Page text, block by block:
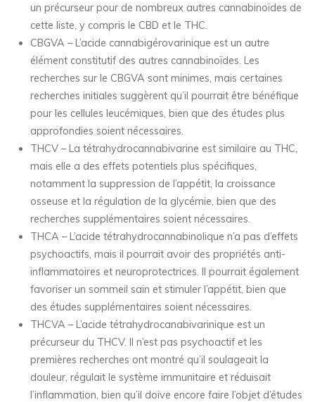
un précurseur pour de nombreux autres cannabinoïdes de
cette liste, y compris le CBD et le THC.
CBGVA – L’acide cannabigérovarinique est un autre
élément constitutif des autres cannabinoïdes. Les
recherches sur le CBGVA sont minimes, mais certaines
recherches initiales suggèrent qu’il pourrait être bénéfique
pour les cellules leucémiques, bien que des études plus
approfondies soient nécessaires.
THCV – La tétrahydrocannabivarine est similaire au THC,
mais elle a des effets potentiels plus spécifiques,
notamment la suppression de l’appétit, la croissance
osseuse et la régulation de la glycémie, bien que des
recherches supplémentaires soient nécessaires.
THCA – L’acide tétrahydrocannabinolique n’a pas d’effets
psychoactifs, mais il pourrait avoir des propriétés anti-
inflammatoires et neuroprotectrices. Il pourrait également
favoriser un sommeil sain et stimuler l’appétit, bien que
des études supplémentaires soient nécessaires.
THCVA – L’acide tétrahydrocanabivarinique est un
précurseur du THCV. Il n’est pas psychoactif et les
premières recherches ont montré qu’il soulageait la
douleur, régulait le système immunitaire et réduisait
l’inflammation, bien qu’il doive encore faire l’objet d’études